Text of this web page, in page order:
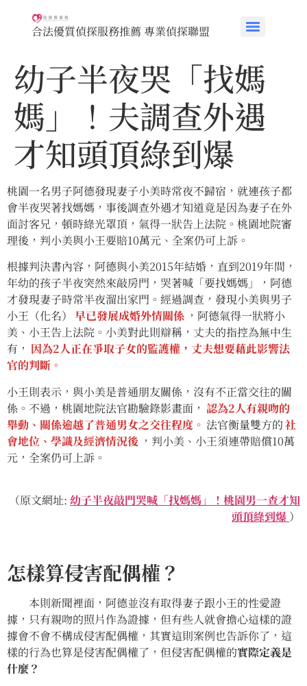
合法優質偵探服務推薦 專業偵探聯盟
幼子半夜哭「找媽
媽」！夫調查外遇
才知頭頂綠到爆
桃園一名男子阿德發現妻子小美時常夜不歸宿，就連孩子都
會半夜哭著找媽媽，事後調查外遇才知道竟是因為妻子在外
面討客兄，頓時綠光罩頂，氣得一狀告上法院。桃園地院審
理後，判小美與小王要賠10萬元、全案仍可上訴。
根據判決書內容，阿德與小美2015年結婚，直到2019年間，
年幼的孩子半夜突然來敲房門，哭著喊「要找媽媽」，阿德
才發現妻子時常半夜溜出家門。經過調查，發現小美與男子
小王（化名） 早已發展成婚外情關係 ，阿德氣得一狀將小
美、小王告上法院。小美對此則辯稱，丈夫的指控為無中生
有， 因為2人正在爭取子女的監護權，丈夫想要藉此影響法
官的判斷。
小王則表示，與小美是普通朋友關係，沒有不正當交往的關
係。不過，桃園地院法官勘驗錄影畫面， 認為2人有親吻的
舉動、關係逾越了普通男女之交往程度。 法官衡量雙方的社
會地位、學識及經濟情況後 ，判小美、小王須連帶賠償10萬
元，全案仍可上訴。
（原文網址: 幼子半夜敲門哭喊「找媽媽」！桃園男一查才知
頭頂綠到爆 ）
怎樣算侵害配偶權？
本則新聞裡面，阿德並沒有取得妻子跟小王的性愛證
據，只有親吻的照片作為證據，但有些人就會擔心這樣的證
據會不會不構成侵害配偶權，其實這則案例也告訴你了，這
樣的行為也算是侵害配偶權了，但侵害配偶權的實際定義是
什麼？